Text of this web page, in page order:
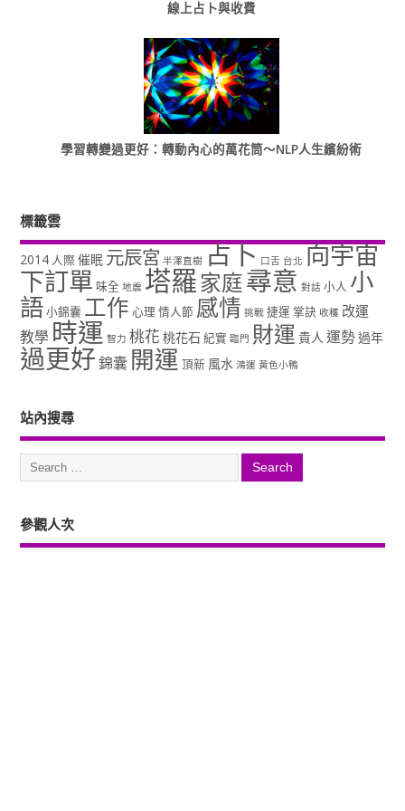
線上占卜與收費
學習轉變過更好：轉動內心的萬花筒～NLP人生繽紛術
標籤雲
2014 人際 催眠 元辰宮 半澤直樹 占卜 口舌 台北 向宇宙
下訂單 味全 地震 塔羅家庭尋意 對話 小人 小
語小錦囊 工作 心理 情人節 感情 挑戰 捷運 掌訣 收穫 改運
教學 時運 智力 桃花 桃花石 紀實 臨門 財運 貴人 運勢過年
過更好錦囊 開運 頂新 風水 鴻運 黃色小鴨
站內搜尋
參觀人次